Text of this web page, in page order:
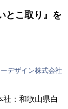
とこ取り』を
デザイン株式会社
社：和歌山県白